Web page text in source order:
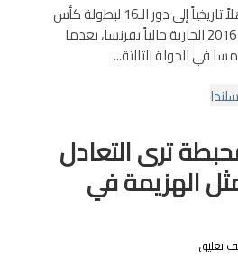
انتزع منتخب أيسلندا تأهلاً تاريخياً إلى دور الـ16 لبطولة كأس
أمم أوروبا لكرة القدم 2016 الجارية حالياً بفرنسا، بعدما
ترى التعادل
الهزيمة في
تعليق